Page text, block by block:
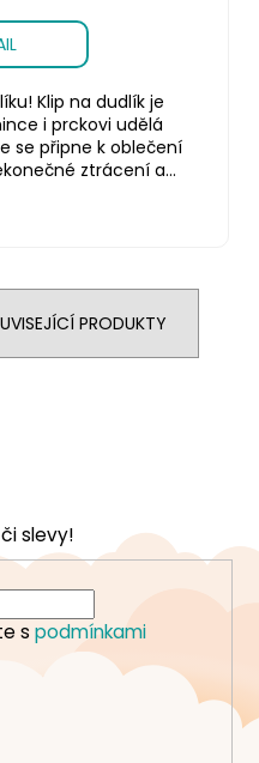
Klip na dudlík je
i prckovi udělá
se připne k oblečení
ztrácení a...
PRODUKTY
slevy!
s podmínkami